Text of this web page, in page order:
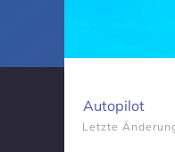
Autopilot
Letzte